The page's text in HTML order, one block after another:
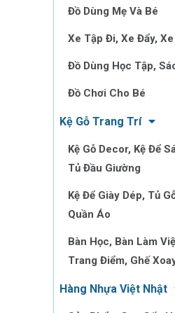
Đồ Dùng Mẹ Và Bé
Xe Tập Đi, Xe Đẩy,
Đồ Dùng Học Tập,
Đồ Chơi Cho Bé
Kệ Gỗ Trang Trí
Kệ Gỗ Decor, Kệ Để
Tủ Đầu Giường
Kệ Để Giày Dép, Tủ
Quần Áo
Bàn Học, Bàn Làm
Trang Điểm, Ghế
Hàng Nhựa Việt Nhật